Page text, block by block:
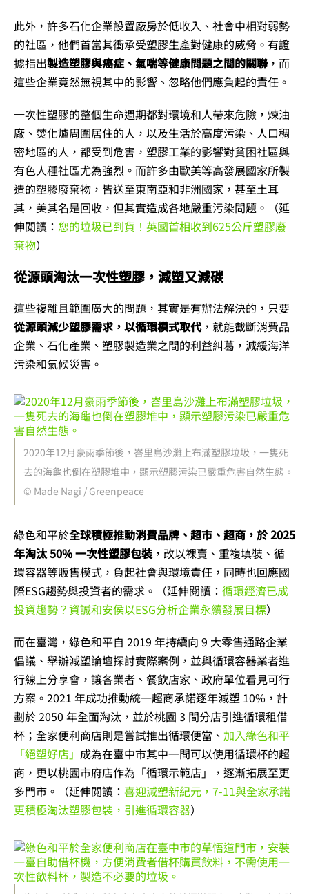
此外，許多石化企業設置廠房於低收入、社會中相對弱勢
的社區，他們首當其衝承受塑膠生產對健康的威脅。有證
據指出製造塑膠與癌症、氣喘等健康問題之間的關聯，而
這些企業竟然無視其中的影響、忽略他們應負起的責任。
一次性塑膠的整個生命週期都對環境和人帶來危險，煉油
廠、焚化爐周圍居住的人，以及生活於高度污染、人口稠
密地區的人，都受到危害，塑膠工業的影響對貧困社區與
有色人種社區尤為強烈。而許多由歐美等高發展國家所製
造的塑膠廢棄物，皆送至東南亞和非洲國家，甚至土耳
其，美其名是回收，但其實造成各地嚴重污染問題。（延
伸閱讀： 您的垃圾已到貨！英國首相收到625公斤塑膠廢
棄物）
從源頭淘汰一次性塑膠，減塑又減碳
這些複雜且範圍廣大的問題，其實是有辦法解決的，只要
從源頭減少塑膠需求，以循環模式取代，就能截斷消費品
企業、石化產業、塑膠製造業之間的利益糾葛，減緩海洋
污染和氣候災害。
2020年12月豪雨季節後，峇里島沙灘上布滿塑膠垃圾，一隻死
去的海龜也倒在塑膠堆中，顯示塑膠污染已嚴重危害自然生態。
© Made Nagi / Greenpeace
綠色和平於全球積極推動消費品牌、超市、超商，於 2025
年淘汰 50% 一次性塑膠包裝，改以裸賣、重複填裝、循
環容器等販售模式，負起社會與環境責任，同時也回應國
際ESG趨勢與投資者的需求。（延伸閱讀： 循環經濟已成
投資趨勢？資誠和安侯以ESG分析企業永續發展目標）
而在臺灣，綠色和平自 2019 年持續向 9 大零售通路企業
倡議、舉辦減塑論壇探討實際案例，並與循環容器業者進
行線上分享會，讓各業者、餐飲店家、政府單位看見可行
方案。2021 年成功推動統一超商承諾逐年減塑 10%，計
劃於 2050 年全面淘汰，並於桃園 3 間分店引進循環租借
杯；全家便利商店則是嘗試推出循環便當、 加入綠色和平
「絕塑好店」 成為在臺中市其中一間可以使用循環杯的超
商，更以桃園市府店作為「循環示範店」，逐漸拓展至更
多門市。（延伸閱讀： 喜迎減塑新紀元，7-11與全家承諾
更積極淘汰塑膠包裝，引進循環容器）